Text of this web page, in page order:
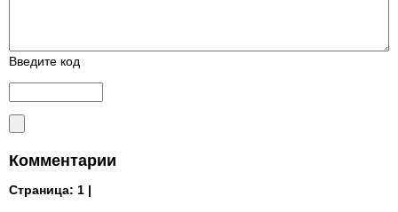
Введите код
Комментарии
Страница: 1 |